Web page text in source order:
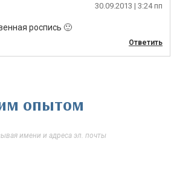
30.09.2013 | 3:24 пп
роспись 🙂
Ответить
опытом
имени и адреса эл. почты